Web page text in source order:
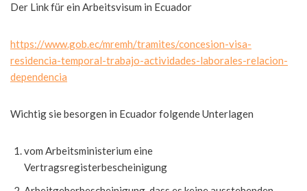
Der Link für ein Arbeitsvisum in Ecuador
https://www.gob.ec/mremh/tramites/concesion-visa-
residencia-temporal-trabajo-actividades-laborales-relacion-
dependencia
Wichtig sie besorgen in Ecuador folgende Unterlagen
vom Arbeitsministerium eine
Vertragsregisterbescheinigung